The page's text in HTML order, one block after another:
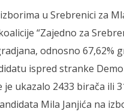
u Srebrenici za
“Zajedno za
odnosno 67,62%
ispred stranke
je ukazalo 2433 birača ili
Mila Janjića na